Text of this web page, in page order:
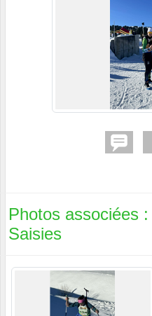
Photos associées
Saisies